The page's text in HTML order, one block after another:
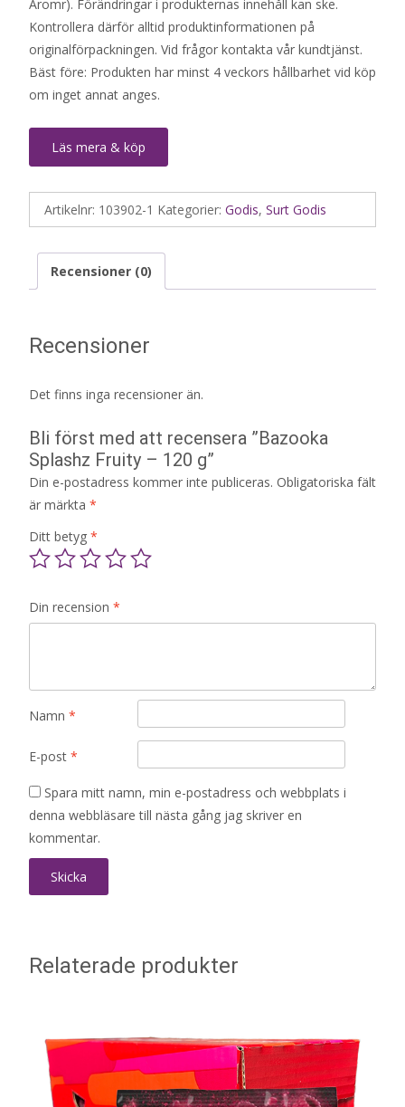
Aromr). Förändringar i produkternas innehåll kan ske.
Kontrollera därför alltid produktinformationen på
originalförpackningen. Vid frågor kontakta vår kundtjänst.
Bäst före: Produkten har minst 4 veckors hållbarhet vid köp
om inget annat anges.
Läs mera & köp
Artikelnr: 103902-1 Kategorier: Godis, Surt Godis
Recensioner (0)
Recensioner
Det finns inga recensioner än.
Bli först med att recensera ”Bazooka
Splashz Fruity – 120 g”
Din e-postadress kommer inte publiceras. Obligatoriska fält
är märkta *
Ditt betyg *
Din recension *
Namn *
E-post *
Spara mitt namn, min e-postadress och webbplats i
denna webbläsare till nästa gång jag skriver en
kommentar.
Relaterade produkter